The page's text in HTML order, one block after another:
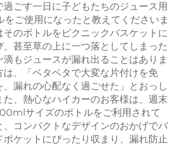
ごす一日に子どもたちのジュース用
ご使用になったと教えてくださいま
そのボトルをピクニックバスケットに
甚至草の上に一つ落としてしまった
もジュースが漏れ出ることはありま
、「ベタベタで大変な片付けを免
漏れの心配なく過ごせた」とおっし
た、熱心なハイカーのお客様は、週末
サイズのボトルをご利用されて
、コンパクトなデザインのおかげでバ
ポケットにぴったり収まり、漏れ防止